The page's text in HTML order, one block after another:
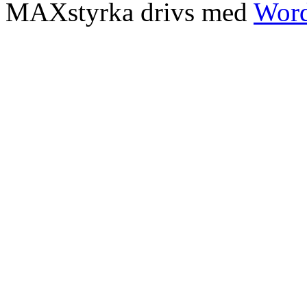
MAXstyrka drivs med